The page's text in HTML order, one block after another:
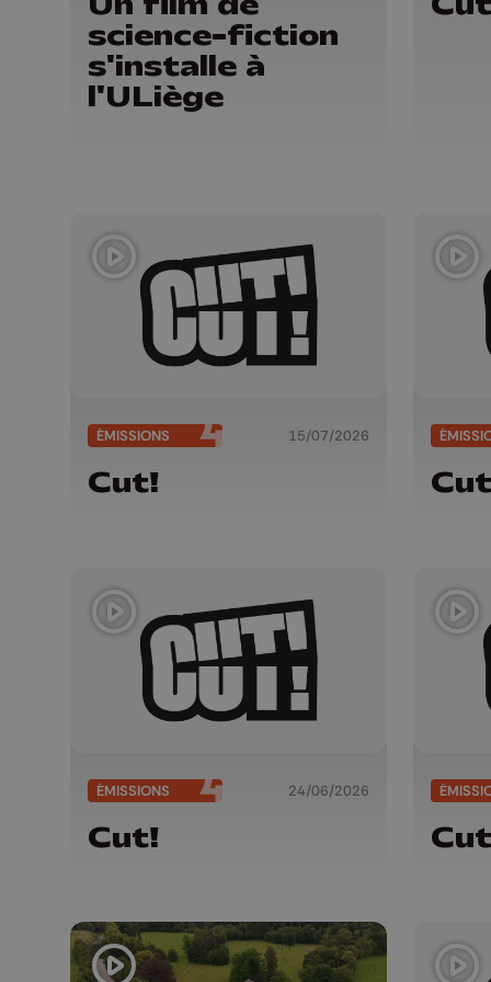
science-fiction
s'installe à
l'ULiège
ÉMISSIONS 15/07/2026
Cut!
ÉMISSIONS 24/06/2026
Cut!